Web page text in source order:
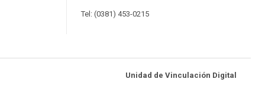
Tel: (0381) 453-0215
Unidad de Vinculación Digital